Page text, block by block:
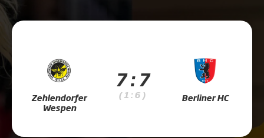
Zehlendorfer
Wespen
7 : 7
( 1 : 6 ) Berliner HC